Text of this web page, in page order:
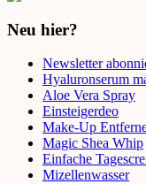
Neu hier?
Newsletter
Hyaluronserum
Aloe Vera Spray
Einsteigerdeo
Make-Up
Magic Shea Whip
Einfache
Mizellenwasser